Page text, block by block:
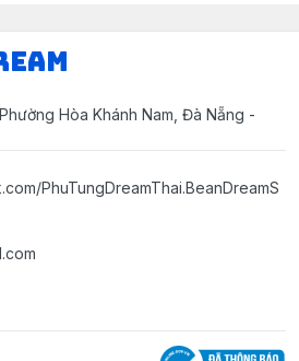
Hòa Khánh Nam, Đà Nẵng -
PhuTungDreamThai.BeanDreamS